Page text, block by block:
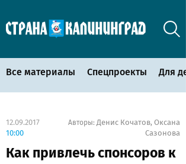
Все материалы Спецпроекты Для
12.09.2017
10:00
Авторы: Денис Кочатов, Оксана
Сазонова
Как привлечь спонсоров к